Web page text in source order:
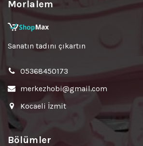
Morlalem
Sanatın tadını çıkartın
05368450173
merkezhobi@gmail.com
Kocaeli İzmit
Bölümler